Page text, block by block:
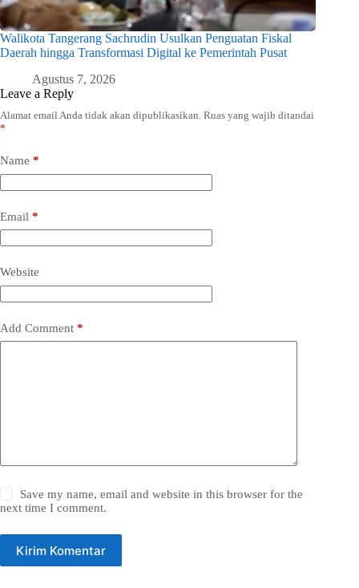
Walikota Tangerang Sachrudin Usulkan Penguatan Fiskal
Daerah hingga Transformasi Digital ke Pemerintah Pusat
Agustus 7, 2026
Leave a Reply
Alamat email Anda tidak akan dipublikasikan. Ruas yang wajib ditandai
*
Name *
Email *
Website
Add Comment *
Save my name, email and website in this browser for the
next time I comment.
Kirim Komentar